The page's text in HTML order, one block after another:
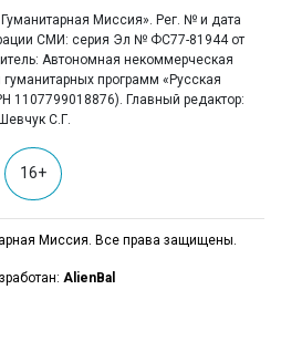
Миссия». Рег. № и дата
СМИ: серия Эл № ФС77-81944 от
Автономная некоммерческая
программ «Русская
1107799018876). Главный редактор:
С.Г.
16+
Миссия. Все права защищены.
AlienBal